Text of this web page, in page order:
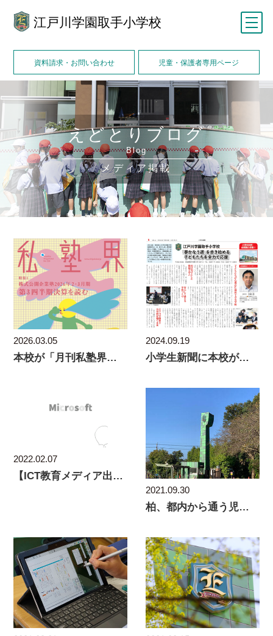
江戸川学園取手小学校
資料請求・お問い合わせ 児童・保護者専用ページ
えどとりブログ
Blog
メディア掲載
メニュー
2026.03.05
本校が「月刊私塾界」で紹介されました。
2024.09.19
小学生新聞に本校が掲載されました！
2022.02.07
【ICT教育メディア出演】Microsoft Ed
2021.09.30
柏、都内から通う児童が増加中。12カ年一貫教育。